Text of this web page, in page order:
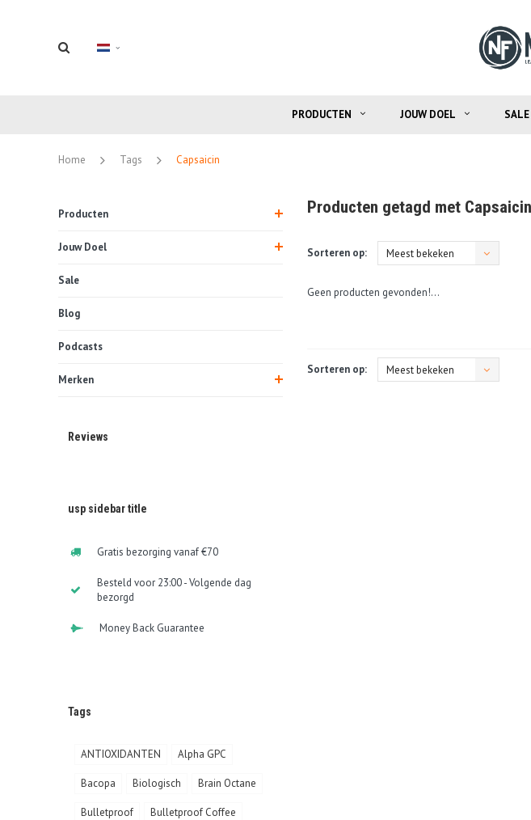
PRODUCTEN JOUW DOEL SALE
Home Tags Capsaicin
Producten
Jouw Doel
Sale
Blog
Podcasts
Merken
Reviews
usp sidebar title
Gratis bezorging vanaf €70
Besteld voor 23:00 - Volgende dag
bezorgd
Money Back Guarantee
Tags
ANTIOXIDANTEN Alpha GPC
Bacopa Biologisch Brain Octane
Bulletproof Bulletproof Coffee
Producten getagd met Capsaicin
Sorteren op: Meest bekeken
Geen producten gevonden!...
Sorteren op: Meest bekeken